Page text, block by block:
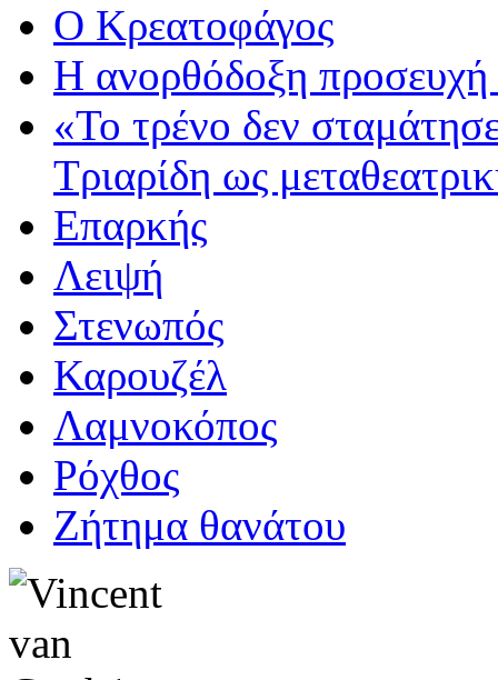
Ο Κρεατοφάγος
Η ανορθόδοξη προσευχή
«Το τρένο δεν
Τριαρίδη ως
Επαρκής
Λειψή
Στενωπός
Καρουζέλ
Λαμνοκόπος
Ρόχθος
Ζήτημα θανάτου